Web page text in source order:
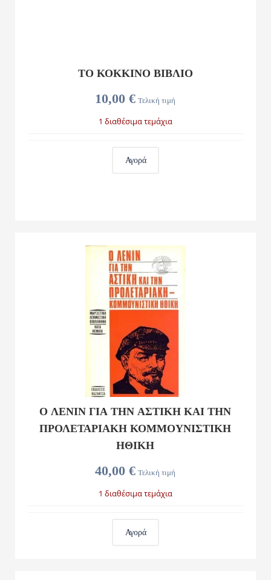
10,00 € Τελική τιμή
ΤΟ ΚΟΚΚΙΝΟ ΒΙΒΛΙΟ
1 διαθέσιμα τεμάχια
Αγορά
40,00 € Τελική τιμή
Ο ΛΕΝΙΝ ΓΙΑ ΤΗΝ ΑΣΤΙΚΗ ΚΑΙ ΤΗΝ
ΠΡΟΛΕΤΑΡΙΑΚΗ ΚΟΜΜΟΥΝΙΣΤΙΚΗ
ΗΘΙΚΗ
1 διαθέσιμα τεμάχια
Αγορά